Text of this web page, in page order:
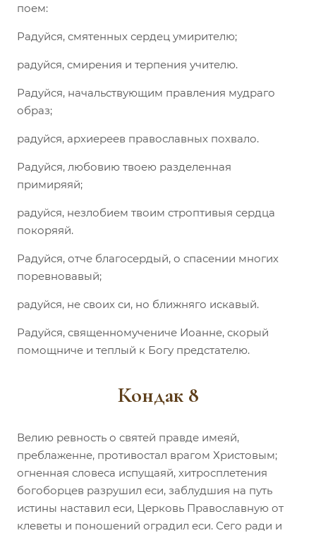
поем:
Радуйся, смятенных сердец умирителю;
радуйся, смирения и терпения учителю.
Радуйся, начальствующим правления мудраго
образ;
радуйся, архиереев православных похвало.
Радуйся, любовию твоею разделенная
примиряяй;
радуйся, незлобием твоим строптивыя сердца
покоряяй.
Радуйся, отче благосердый, о спасении многих
поревновавый;
радуйся, не своих си, но ближняго искавый.
Радуйся, священномучениче Иоанне, скорый
помощниче и теплый к Богу предстателю.
Кондак 8
Велию ревность о святей правде имеяй,
преблаженне, противостал врагом Христовым;
огненная словеса испущаяй, хитросплетения
богоборцев разрушил еси, заблудшия на путь
истины наставил еси, Церковь Православную от
клеветы и поношений оградил еси. Сего ради и